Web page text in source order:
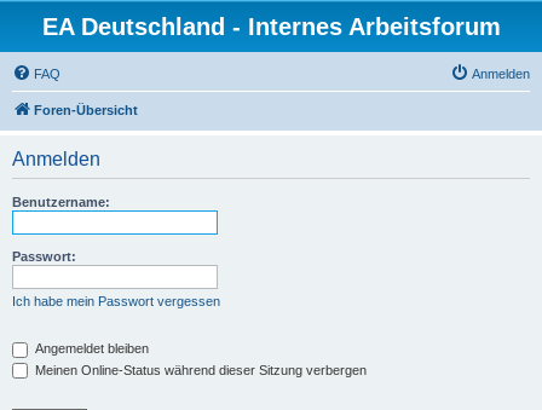
EA Deutschland - Internes Arbeitsforum
FAQ Anmelden
Foren-Übersicht
Anmelden
Benutzername:
Passwort:
Ich habe mein Passwort vergessen
Angemeldet bleiben
Meinen Online-Status während dieser Sitzung verbergen